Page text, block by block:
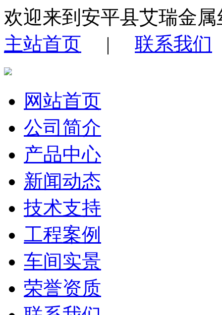
欢迎来到安平县艾瑞金
主站首页 | 联系我们
网站首页
公司简介
产品中心
新闻动态
技术支持
工程案例
车间实景
荣誉资质